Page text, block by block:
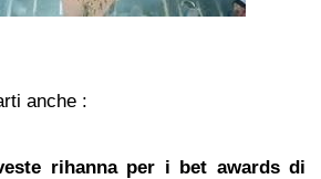
anche :
rihanna per i bet awards di